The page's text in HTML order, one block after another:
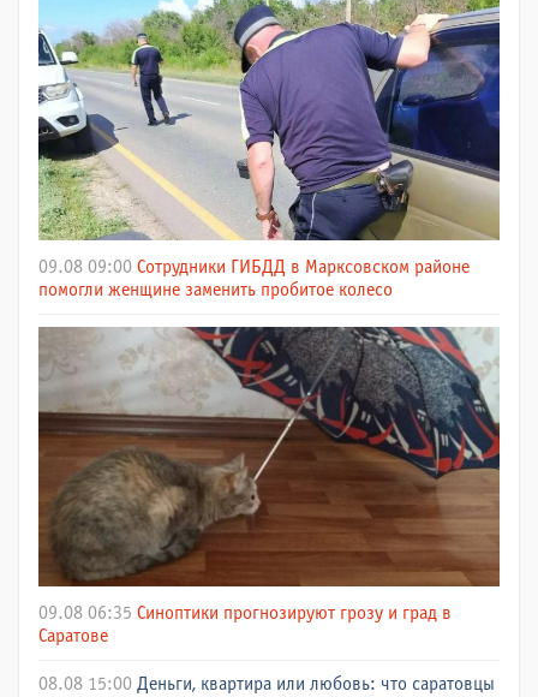
09.08 09:00 Сотрудники ГИБДД в Марксовском районе
помогли женщине заменить пробитое колесо
09.08 06:35 Синоптики прогнозируют грозу и град в
Саратове
08.08 15:00 Деньги, квартира или любовь: что саратовцы